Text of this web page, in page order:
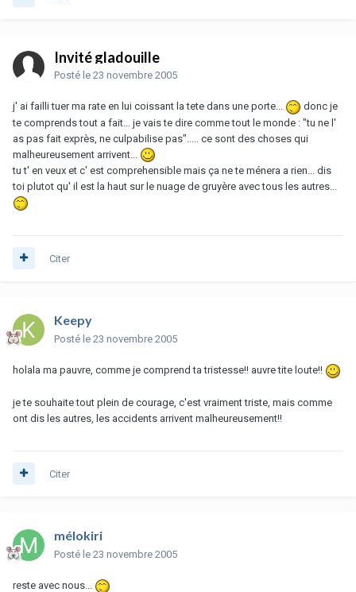
Invité gladouille
Posté le 23 novembre 2005
j' ai failli tuer ma rate en lui coissant la tete dans une porte...
donc je
te comprends tout a fait... je vais te dire comme tout le monde : "tu ne l'
as pas fait exprès, ne culpabilise pas"..... ce sont des choses qui
malheureusement arrivent...
tu t' en veux et c' est comprehensible mais ça ne te ménera a rien... dis
toi plutot qu' il est la haut sur le nuage de gruyère avec tous les autres...
Citer
Keepy
Posté le 23 novembre 2005
holala ma pauvre, comme je comprend ta tristesse!! auvre tite loute!!
je te souhaite tout plein de courage, c'est vraiment triste, mais comme
ont dis les autres, les accidents arrivent malheureusement!!
Citer
mélokiri
Posté le 23 novembre 2005
reste avec nous...